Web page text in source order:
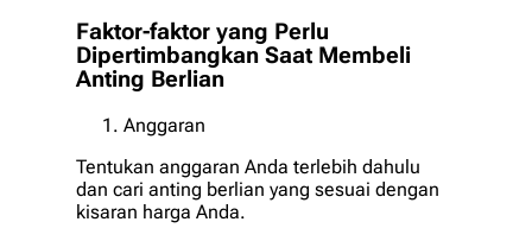
Faktor-faktor yang Perlu
Dipertimbangkan Saat Membeli
Anting Berlian
Anggaran
Tentukan anggaran Anda terlebih dahulu
dan cari anting berlian yang sesuai dengan
kisaran harga Anda.